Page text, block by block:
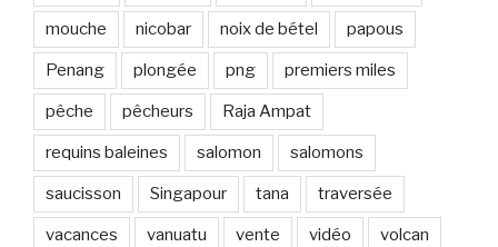
mouche nicobar noix de bétel papous
Penang plongée png premiers miles
pêche pêcheurs Raja Ampat
requins baleines salomon salomons
saucisson Singapour tana traversée
vacances vanuatu vente vidéo volcan